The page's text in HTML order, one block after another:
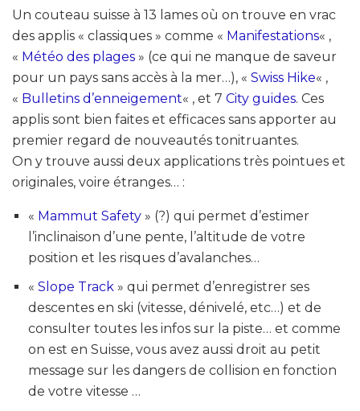
Un couteau suisse à 13 lames où on trouve en vrac
des applis « classiques » comme « Manifestations« ,
« Météo des plages » (ce qui ne manque de saveur
pour un pays sans accès à la mer…), « Swiss Hike« ,
« Bulletins d’enneigement« , et 7 City guides. Ces
applis sont bien faites et efficaces sans apporter au
premier regard de nouveautés tonitruantes.
On y trouve aussi deux applications très pointues et
originales, voire étranges… :
« Mammut Safety » (?) qui permet d’estimer
l’inclinaison d’une pente, l’altitude de votre
position et les risques d’avalanches…
« Slope Track » qui permet d’enregistrer ses
descentes en ski (vitesse, dénivelé, etc…) et de
consulter toutes les infos sur la piste… et comme
on est en Suisse, vous avez aussi droit au petit
message sur les dangers de collision en fonction
de votre vitesse …